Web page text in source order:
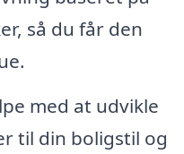
så du får den
med at udvikle
til din boligstil og